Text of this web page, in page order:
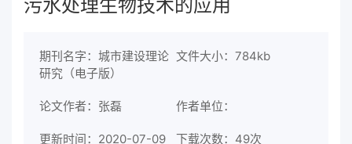
污水处理生物技术的应用
期刊名字：城市建设理论
研究（电子版）
文件大小：784kb
论文作者：张磊 作者单位：
更新时间：2020-07-09 下载次数： 49次